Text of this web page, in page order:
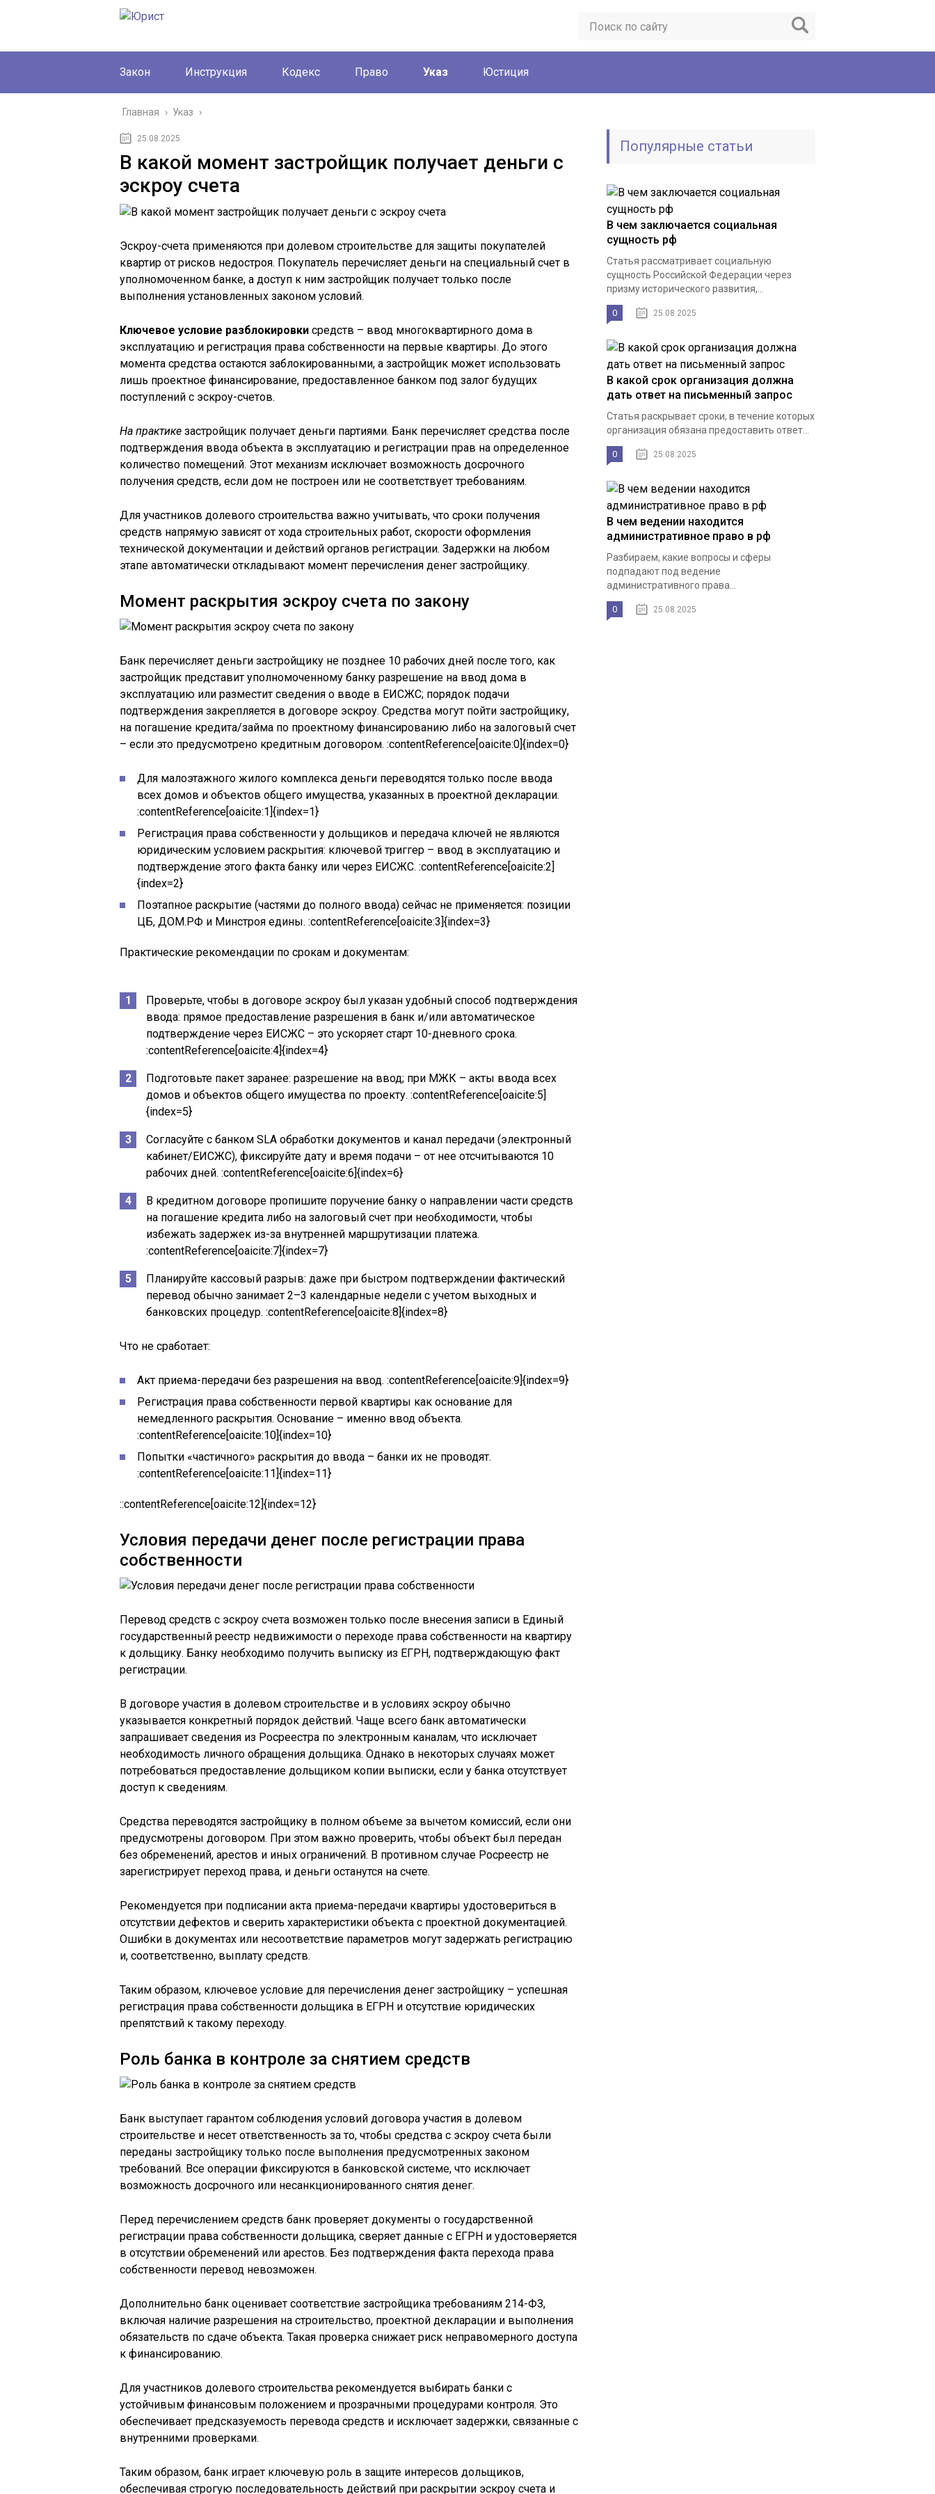
Закон Инструкция Кодекс Право Указ Юстиция
Главная › Указ ›
25.08.2025
В какой момент застройщик получает деньги с
эскроу счета
Эскроу-счета применяются при долевом строительстве для защиты покупателей
квартир от рисков недостроя. Покупатель перечисляет деньги на специальный счет в
уполномоченном банке, а доступ к ним застройщик получает только после
выполнения установленных законом условий.
Ключевое условие разблокировки средств – ввод многоквартирного дома в
эксплуатацию и регистрация права собственности на первые квартиры. До этого
момента средства остаются заблокированными, а застройщик может использовать
лишь проектное финансирование, предоставленное банком под залог будущих
поступлений с эскроу-счетов.
На практике застройщик получает деньги партиями. Банк перечисляет средства после
подтверждения ввода объекта в эксплуатацию и регистрации прав на определенное
количество помещений. Этот механизм исключает возможность досрочного
получения средств, если дом не построен или не соответствует требованиям.
Для участников долевого строительства важно учитывать, что сроки получения
средств напрямую зависят от хода строительных работ, скорости оформления
технической документации и действий органов регистрации. Задержки на любом
этапе автоматически откладывают момент перечисления денег застройщику.
Момент раскрытия эскроу счета по закону
Банк перечисляет деньги застройщику не позднее 10 рабочих дней после того, как
застройщик представит уполномоченному банку разрешение на ввод дома в
эксплуатацию или разместит сведения о вводе в ЕИСЖС; порядок подачи
подтверждения закрепляется в договоре эскроу. Средства могут пойти застройщику,
на погашение кредита/займа по проектному финансированию либо на залоговый счет
– если это предусмотрено кредитным договором. :contentReference[oaicite:0]{index=0}
Для малоэтажного жилого комплекса деньги переводятся только после ввода
всех домов и объектов общего имущества, указанных в проектной декларации.
:contentReference[oaicite:1]{index=1}
Регистрация права собственности у дольщиков и передача ключей не являются
юридическим условием раскрытия: ключевой триггер – ввод в эксплуатацию и
подтверждение этого факта банку или через ЕИСЖС. :contentReference[oaicite:2]
{index=2}
Поэтапное раскрытие (частями до полного ввода) сейчас не применяется: позиции
ЦБ, ДОМ.РФ и Минстроя едины. :contentReference[oaicite:3]{index=3}
Практические рекомендации по срокам и документам:
Проверьте, чтобы в договоре эскроу был указан удобный способ подтверждения
ввода: прямое предоставление разрешения в банк и/или автоматическое
подтверждение через ЕИСЖС – это ускоряет старт 10-дневного срока.
:contentReference[oaicite:4]{index=4}
Подготовьте пакет заранее: разрешение на ввод; при МЖК – акты ввода всех
домов и объектов общего имущества по проекту. :contentReference[oaicite:5]
{index=5}
Согласуйте с банком SLA обработки документов и канал передачи (электронный
кабинет/ЕИСЖС), фиксируйте дату и время подачи – от нее отсчитываются 10
рабочих дней. :contentReference[oaicite:6]{index=6}
В кредитном договоре пропишите поручение банку о направлении части средств
на погашение кредита либо на залоговый счет при необходимости, чтобы
избежать задержек из-за внутренней маршрутизации платежа.
:contentReference[oaicite:7]{index=7}
Планируйте кассовый разрыв: даже при быстром подтверждении фактический
перевод обычно занимает 2–3 календарные недели с учетом выходных и
банковских процедур. :contentReference[oaicite:8]{index=8}
Что не сработает:
Акт приема-передачи без разрешения на ввод. :contentReference[oaicite:9]{index=9}
Регистрация права собственности первой квартиры как основание для
немедленного раскрытия. Основание – именно ввод объекта.
:contentReference[oaicite:10]{index=10}
Попытки «частичного» раскрытия до ввода – банки их не проводят.
:contentReference[oaicite:11]{index=11}
::contentReference[oaicite:12]{index=12}
Условия передачи денег после регистрации права
собственности
Перевод средств с эскроу счета возможен только после внесения записи в Единый
государственный реестр недвижимости о переходе права собственности на квартиру
к дольщику. Банку необходимо получить выписку из ЕГРН, подтверждающую факт
регистрации.
В договоре участия в долевом строительстве и в условиях эскроу обычно
указывается конкретный порядок действий. Чаще всего банк автоматически
запрашивает сведения из Росреестра по электронным каналам, что исключает
необходимость личного обращения дольщика. Однако в некоторых случаях может
потребоваться предоставление дольщиком копии выписки, если у банка отсутствует
доступ к сведениям.
Средства переводятся застройщику в полном объеме за вычетом комиссий, если они
предусмотрены договором. При этом важно проверить, чтобы объект был передан
без обременений, арестов и иных ограничений. В противном случае Росреестр не
зарегистрирует переход права, и деньги останутся на счете.
Рекомендуется при подписании акта приема-передачи квартиры удостовериться в
отсутствии дефектов и сверить характеристики объекта с проектной документацией.
Ошибки в документах или несоответствие параметров могут задержать регистрацию
и, соответственно, выплату средств.
Таким образом, ключевое условие для перечисления денег застройщику – успешная
регистрация права собственности дольщика в ЕГРН и отсутствие юридических
препятствий к такому переходу.
Роль банка в контроле за снятием средств
Банк выступает гарантом соблюдения условий договора участия в долевом
строительстве и несет ответственность за то, чтобы средства с эскроу счета были
переданы застройщику только после выполнения предусмотренных законом
требований. Все операции фиксируются в банковской системе, что исключает
возможность досрочного или несанкционированного снятия денег.
Перед перечислением средств банк проверяет документы о государственной
регистрации права собственности дольщика, сверяет данные с ЕГРН и удостоверяется
в отсутствии обременений или арестов. Без подтверждения факта перехода права
собственности перевод невозможен.
Дополнительно банк оценивает соответствие застройщика требованиям 214-ФЗ,
включая наличие разрешения на строительство, проектной декларации и выполнения
обязательств по сдаче объекта. Такая проверка снижает риск неправомерного доступа
к финансированию.
Для участников долевого строительства рекомендуется выбирать банки с
устойчивым финансовым положением и прозрачными процедурами контроля. Это
обеспечивает предсказуемость перевода средств и исключает задержки, связанные с
внутренними проверками.
Таким образом, банк играет ключевую роль в защите интересов дольщиков,
обеспечивая строгую последовательность действий при раскрытии эскроу счета и
Популярные статьи
В чем заключается социальная
сущность рф
Статья рассматривает социальную
сущность Российской Федерации через
призму исторического развития,...
0 25.08.2025
В какой срок организация должна
дать ответ на письменный запрос
Статья раскрывает сроки, в течение которых
организация обязана предоставить ответ...
0 25.08.2025
В чем ведении находится
административное право в рф
Разбираем, какие вопросы и сферы
подпадают под ведение
административного права...
0 25.08.2025